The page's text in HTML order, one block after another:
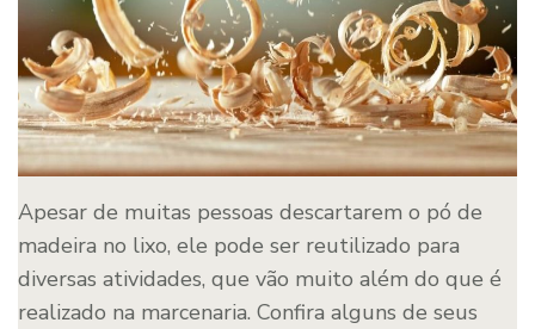
Apesar de muitas pessoas descartarem o pó de
madeira no lixo, ele pode ser reutilizado para
diversas atividades, que vão muito além do que é
realizado na marcenaria. Confira alguns de seus